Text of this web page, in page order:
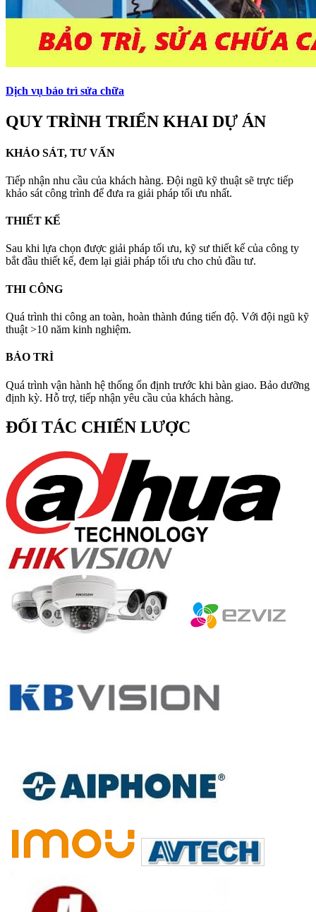
Dịch vụ bảo trì sửa chữa
QUY TRÌNH TRIỂN KHAI DỰ ÁN
KHẢO SÁT, TƯ VẤN
Tiếp nhận nhu cầu của khách hàng. Đội ngũ kỹ thuật sẽ trực tiếp
khảo sát công trình để đưa ra giải pháp tối ưu nhất.
THIẾT KẾ
Sau khi lựa chọn được giải pháp tối ưu, kỹ sư thiết kế của công ty
bắt đầu thiết kế, đem lại giải pháp tối ưu cho chủ đầu tư.
THI CÔNG
Quá trình thi công an toàn, hoàn thành đúng tiến độ. Với đội ngũ kỹ
thuật >10 năm kinh nghiệm.
BẢO TRÌ
Quá trình vận hành hệ thống ổn định trước khi bàn giao. Bảo dưỡng
định kỳ. Hỗ trợ, tiếp nhận yêu cầu của khách hàng.
ĐỐI TÁC CHIẾN LƯỢC